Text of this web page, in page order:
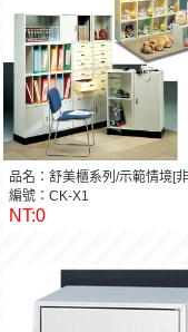
品名：舒美櫃系列/示範情境[
編號：CK-X1
NT:0